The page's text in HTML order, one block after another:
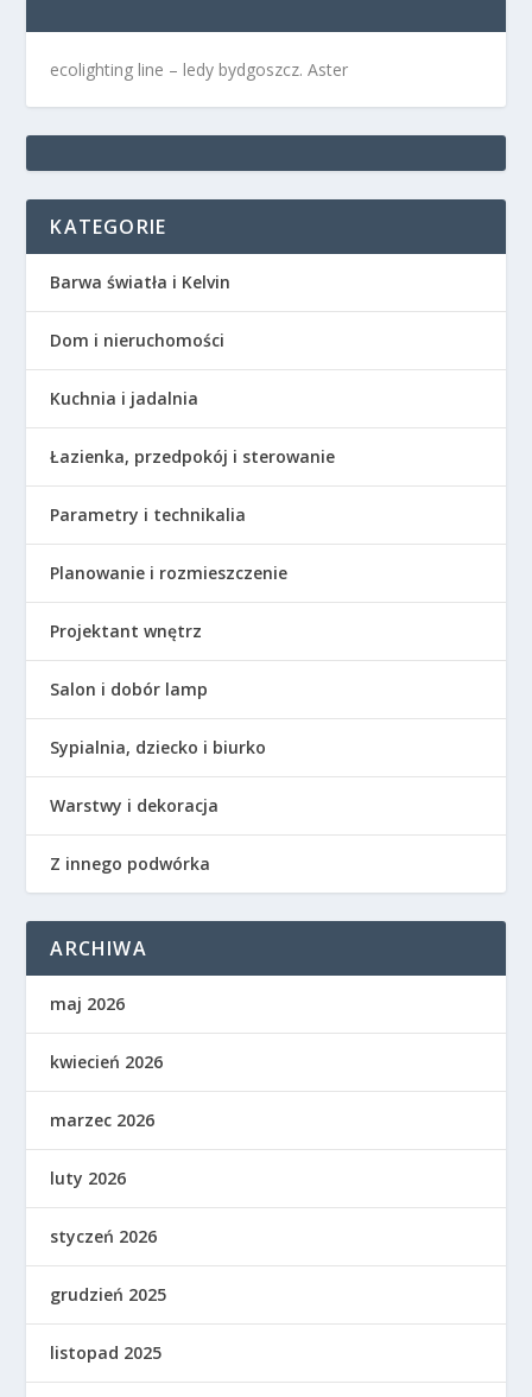
ecolighting line – ledy bydgoszcz. Aster
KATEGORIE
Barwa światła i Kelvin
Dom i nieruchomości
Kuchnia i jadalnia
Łazienka, przedpokój i sterowanie
Parametry i technikalia
Planowanie i rozmieszczenie
Projektant wnętrz
Salon i dobór lamp
Sypialnia, dziecko i biurko
Warstwy i dekoracja
Z innego podwórka
ARCHIWA
maj 2026
kwiecień 2026
marzec 2026
luty 2026
styczeń 2026
grudzień 2025
listopad 2025